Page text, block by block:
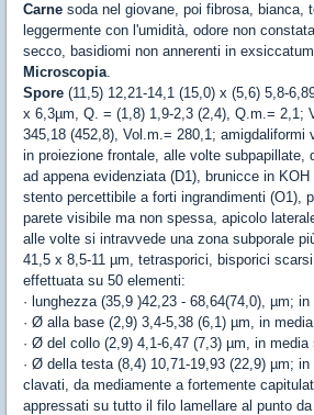
Carne soda nel giovane, poi fibrosa, bianca,
leggermente con l'umidità, odore non
secco, basidiomi non annerenti in
Microscopia.
Spore (11,5) 12,21-14,1 (15,0) x (5,6) 5,8-
x 6,3µm, Q. = (1,8) 1,9-2,3 (2,4), Q.m.= 2,1;
345,18 (452,8), Vol.m.= 280,1; amigdaliformi
in proiezione frontale, alle volte subpapillate,
ad appena evidenziata (D1), brunicce in
stento percettibile a forti ingrandimenti (O1),
parete visibile ma non spessa, apicolo
alle volte si intravvede una zona subporale
41,5 x 8,5-11 µm, tetrasporici, bisporici
effettuata su 50 elementi:
· lunghezza (35,9 )42,23 - 68,64(74,0), µm;
· Ø alla base (2,9) 3,4-5,38 (6,1) µm, in
· Ø del collo (2,9) 4,1-6,47 (7,3) µm, in media
· Ø della testa (8,4) 10,71-19,93 (22,9) µm;
clavati, da mediamente a fortemente
appressati su tutto il filo lamellare al punto